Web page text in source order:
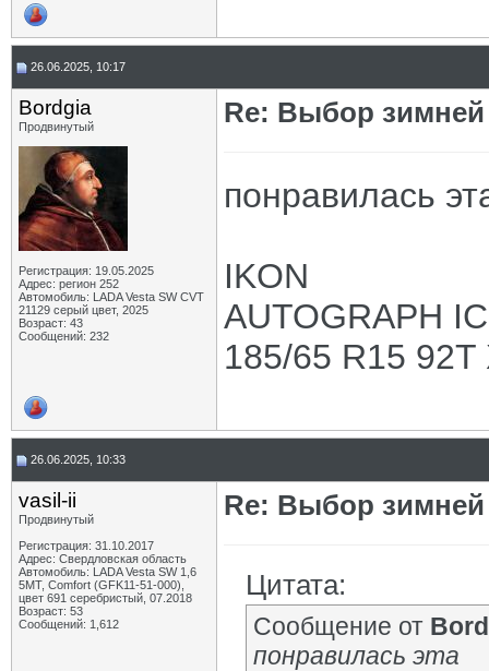
26.06.2025, 10:17
Bordgia
Продвинутый
Регистрация: 19.05.2025
Адрес: регион 252
Автомобиль: LADA Vesta SW CVT
21129 серый цвет, 2025
Возраст: 43
Сообщений: 232
Re: Выбор
понравилась
IKON
AUTOGRAPH
185/65 R15 92T
26.06.2025, 10:33
vasil-ii
Продвинутый
Регистрация: 31.10.2017
Адрес: Свердловская область
Автомобиль: LADA Vesta SW 1,6
5МТ, Comfort (GFK11-51-000),
цвет 691 серебристый, 07.2018
Возраст: 53
Сообщений: 1,612
Re: Выбор
Цитата:
Сообщение от
понравилась эта